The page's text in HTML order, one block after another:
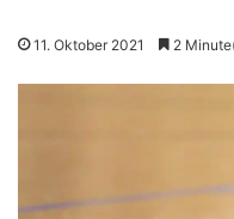
11. Oktober 2021 2